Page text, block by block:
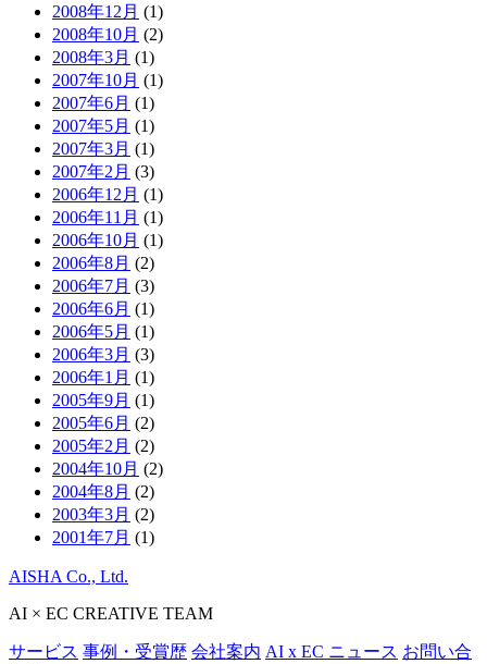
2008年12月 (1)
2008年10月 (2)
2008年3月 (1)
2007年10月 (1)
2007年6月 (1)
2007年5月 (1)
2007年3月 (1)
2007年2月 (3)
2006年12月 (1)
2006年11月 (1)
2006年10月 (1)
2006年8月 (2)
2006年7月 (3)
2006年6月 (1)
2006年5月 (1)
2006年3月 (3)
2006年1月 (1)
2005年9月 (1)
2005年6月 (2)
2005年2月 (2)
2004年10月 (2)
2004年8月 (2)
2003年3月 (2)
2001年7月 (1)
AISHA Co., Ltd.
AI × EC CREATIVE TEAM
サービス 事例・受賞歴 会社案内 AI x EC ニュース お問い合